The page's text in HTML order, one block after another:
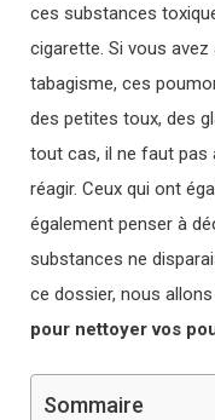
ces substances
cigarette. Si vous
tabagisme, ces
des petites toux, des
tout cas, il ne faut pas
réagir. Ceux qui ont
également penser à
substances ne
ce dossier, nous
pour nettoyer vos
Sommaire